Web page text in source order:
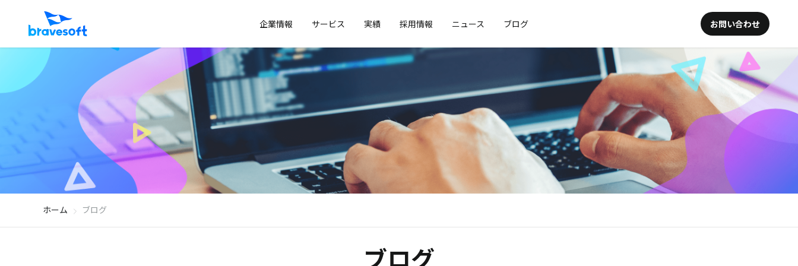
企業情報 サービス 実績 採用情報 ニュース ブログ お問い合わせ
ホーム ブログ
ブログ